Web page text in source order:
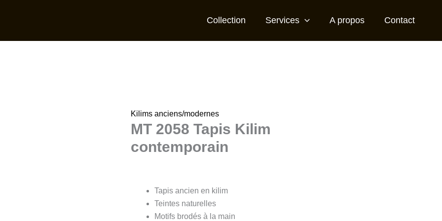
Collection Services A propos Contact
Kilims anciens/modernes
MT 2058 Tapis Kilim
contemporain
Tapis ancien en kilim
Teintes naturelles
Motifs brodés à la main